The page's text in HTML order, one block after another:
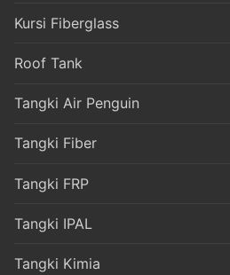
Kursi Fiberglass
Roof Tank
Tangki Air Penguin
Tangki Fiber
Tangki FRP
Tangki IPAL
Tangki Kimia